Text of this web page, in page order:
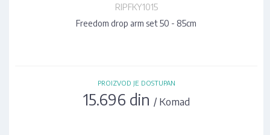
RIPFKY1015
Freedom drop arm set 50 - 85cm
PROIZVOD JE DOSTUPAN
15.696 din / Komad